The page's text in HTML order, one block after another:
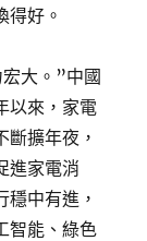
得好。
大。”中國
以來，家電
擴年夜，
進家電消
中有進，
智能、綠色